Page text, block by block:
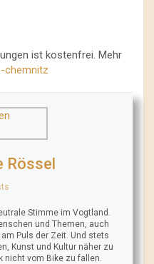
ist kostenfrei. Mehr
chemnitz
Rössel
Stimme im Vogtland.
und Themen, auch
Puls der Zeit. Und stets
Kunst und Kultur näher zu
nicht vom Bike zu fallen.